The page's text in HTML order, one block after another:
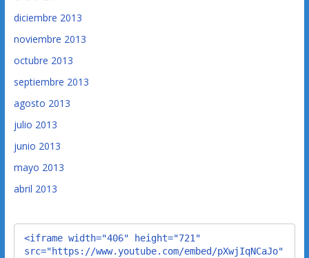
diciembre 2013
noviembre 2013
octubre 2013
septiembre 2013
agosto 2013
julio 2013
junio 2013
mayo 2013
abril 2013
<iframe width="406" height="721"
src="https://www.youtube.com/embed/pXwjIqNCaJo"